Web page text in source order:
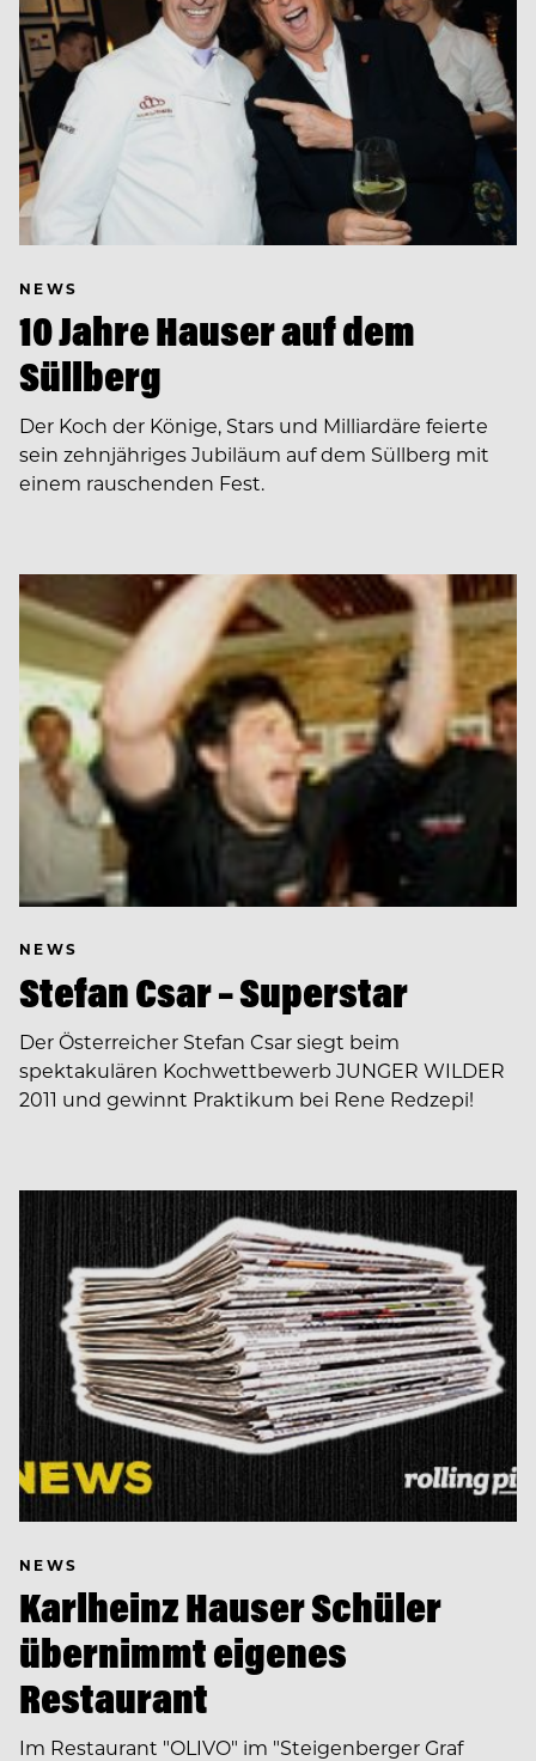
NEWS
10 Jahre Hauser auf dem
Süllberg
Der Koch der Könige, Stars und Milliardäre feierte
sein zehnjähriges Jubiläum auf dem Süllberg mit
einem rauschenden Fest.
NEWS
Stefan Csar – Superstar
Der Österreicher Stefan Csar siegt beim
spektakulären Kochwettbewerb JUNGER WILDER
2011 und gewinnt Praktikum bei Rene Redzepi!
NEWS
Karlheinz Hauser Schüler
übernimmt eigenes
Restaurant
Im Restaurant "OLIVO" im "Steigenberger Graf